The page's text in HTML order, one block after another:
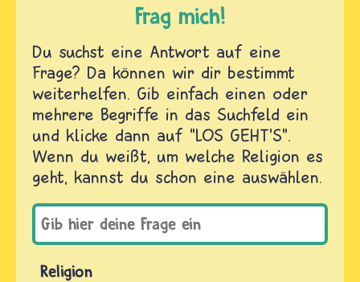
Frag mich!
Du suchst eine Antwort auf eine
Frage? Da können wir dir bestimmt
weiterhelfen. Gib einfach einen oder
mehrere Begriffe in das Suchfeld ein
und klicke dann auf "LOS GEHT'S".
Wenn du weißt, um welche Religion es
geht, kannst du schon eine auswählen.
Religion